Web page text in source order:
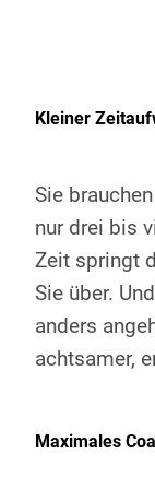
Kleiner
Sie
nur drei bis
Zeit springt
Sie über.
anders
achtsamer,
Maximales